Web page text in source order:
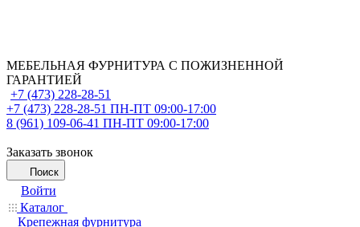
МЕБЕЛЬНАЯ ФУРНИТУРА С ПОЖИЗНЕННОЙ
ГАРАНТИЕЙ
+7 (473) 228-28-51
+7 (473) 228-28-51 ПН-ПТ 09:00-17:00
8 (961) 109-06-41 ПН-ПТ 09:00-17:00
Заказать звонок
Поиск
Войти
Каталог
Крепежная фурнитура